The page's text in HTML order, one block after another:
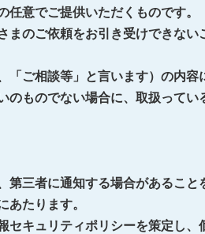
意でご提供いただくものです。
のご依頼をお引き受けできない
ご相談等」と言います）の内
ものでない場合に、取扱って
三者に通知する場合があるこ
たります。
キュリティポリシーを策定し